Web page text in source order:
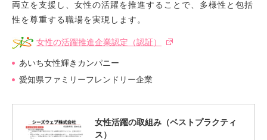
両立を支援し、女性の活躍を推進することで、多様性と包括
性を尊重する職場を実現します。
女性の活躍推進企業認定（認証）
あいち女性輝きカンパニー
愛知県ファミリーフレンドリー企業
女性活躍の取組み（ベストプラクティ
ス）